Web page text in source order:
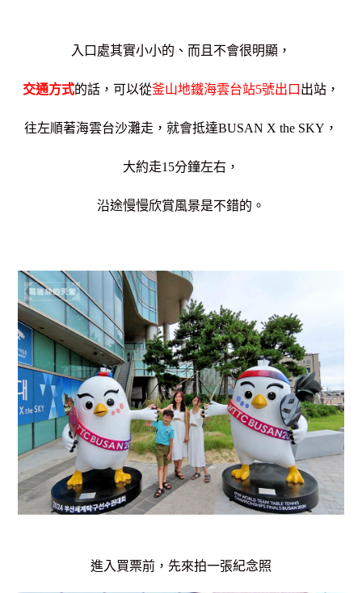
入口處其實小小的、而且不會很明顯，
交通方式的話，可以從釜山地鐵海雲台站5號出口 出站，
往左順著海雲台沙灘走，就會抵達BUSAN X the SKY，
大約走15分鐘左右，
沿途慢慢欣賞風景是不錯的。
進入買票前，先來拍一張紀念照